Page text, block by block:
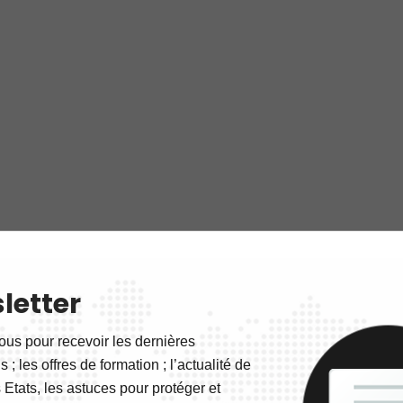
pour recevoir les dernières
; les offres de formation ; l’actualité de
les astuces pour protéger et